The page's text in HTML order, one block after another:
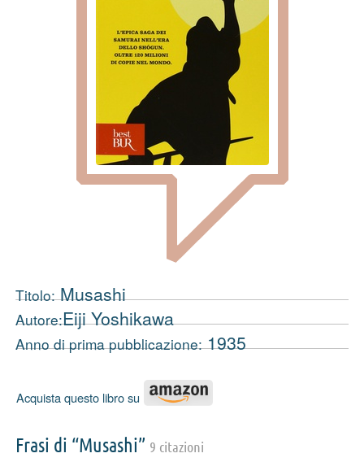
Titolo:Musashi
Autore:Eiji Yoshikawa
Anno di prima pubblicazione:1935
Acquista questo libro su
Frasi di “Musashi” 9 citazioni